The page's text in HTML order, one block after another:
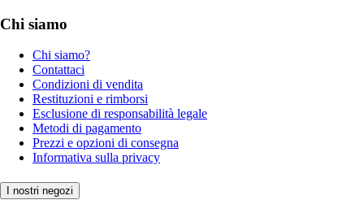
Chi siamo
Chi siamo?
Contattaci
Condizioni di vendita
Restituzioni e rimborsi
Esclusione di responsabilità legale
Metodi di pagamento
Prezzi e opzioni di consegna
Informativa sulla privacy
I nostri negozi